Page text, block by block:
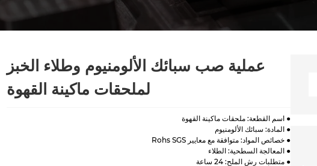
عملية صب سبائك الألومنيوم وطلاء الخبز
لملحقات ماكينة القهوة
● اسم القطعة: ملحقات ماكينة القهوة
● المادة: سبائك الألومنيوم
● خصائص المواد: متوافقة مع معايير Rohs SGS
● المعالجة السطحية: الطلاء
● متطلبات رش الملح: 24 ساعة